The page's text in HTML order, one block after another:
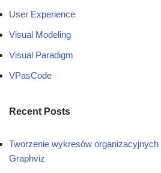
User Experience
Visual Modeling
Visual Paradigm
VPasCode
Recent Posts
Tworzenie wykresów
Graphviz